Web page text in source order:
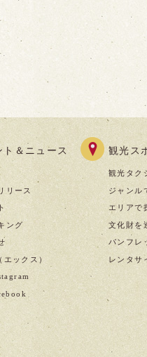
ト＆ニュース
リース
ング
ックス）
観光ス
観光タク
ジャンル
エリアで
文化財を
パンフレ
レンタサ